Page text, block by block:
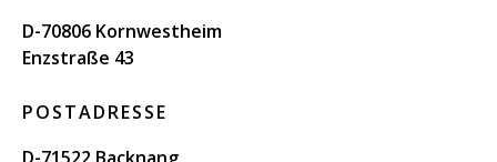
D-70806 Kornwestheim
Enzstraße 43
POSTADRESSE